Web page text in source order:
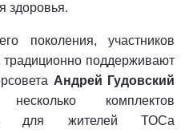
здоровья.
поколения, участников
традиционно поддерживают
Андрей Гудовский
комплектов
для жителей ТОСа